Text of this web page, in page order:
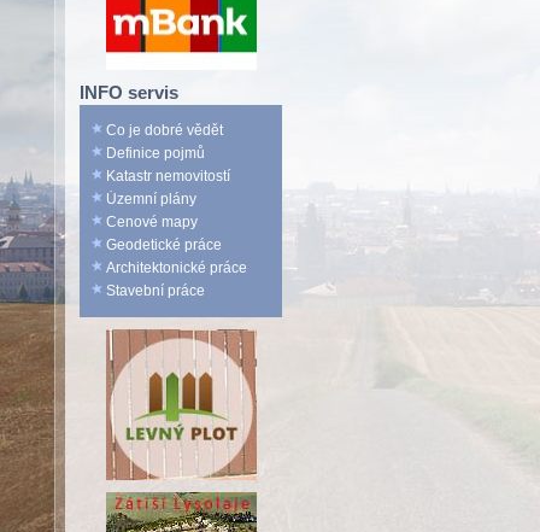
INFO servis
Co je dobré vědět
Definice pojmů
Katastr nemovitostí
Územní plány
Cenové mapy
Geodetické práce
Architektonické práce
Stavební práce